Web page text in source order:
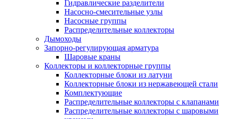
Гидравлические разделители
Насосно-смесительные узлы
Насосные группы
Распределительные коллекторы
Дымоходы
Запорно-регулирующая арматура
Шаровые краны
Коллекторы и коллекторные группы
Коллекторные блоки из латуни
Коллекторные блоки из нержавеющей стали
Комплектующие
Распределительные коллекторы с клапанами
Распределительные коллекторы с шаровыми